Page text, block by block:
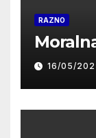
RAZNO
16/05/